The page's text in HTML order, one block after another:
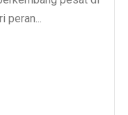
peran...